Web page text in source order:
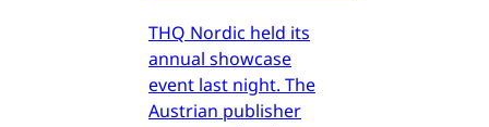
THQ Nordic held its
annual showcase
event last night. The
Austrian publisher